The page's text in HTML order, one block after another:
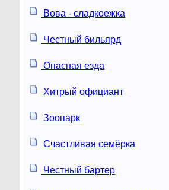
Вова - сладкоежка
Честный бильярд
Опасная езда
Хитрый официант
Зоопарк
Счастливая семёрка
Честный бартер